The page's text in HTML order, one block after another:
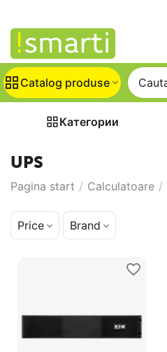
Catalog produse
Категории
UPS
Pagina start / Calculatoare /
Price Brand